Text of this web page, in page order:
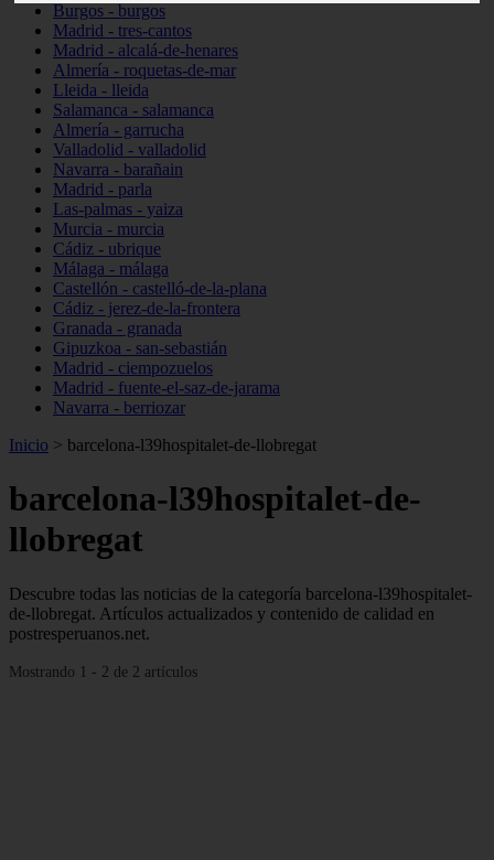
Burgos - burgos
Madrid - tres-cantos
Madrid - alcalá-de-henares
Almería - roquetas-de-mar
Lleida - lleida
Salamanca - salamanca
Almería - garrucha
Valladolid - valladolid
Navarra - barañain
Madrid - parla
Las-palmas - yaiza
Murcia - murcia
Cádiz - ubrique
Málaga - málaga
Castellón - castelló-de-la-plana
Cádiz - jerez-de-la-frontera
Granada - granada
Gipuzkoa - san-sebastián
Madrid - ciempozuelos
Madrid - fuente-el-saz-de-jarama
Navarra - berriozar
Inicio > barcelona-l39hospitalet-de-llobregat
barcelona-l39hospitalet-de-
llobregat
Descubre todas las noticias de la categoría barcelona-l39hospitalet-
de-llobregat. Artículos actualizados y contenido de calidad en
postresperuanos.net.
Mostrando 1 - 2 de 2 artículos